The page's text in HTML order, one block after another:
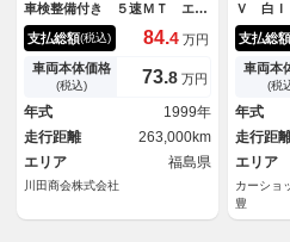
車検整備付き ５速ＭＴ エア
コン 社外アルミホイール 社
外マフラー 社外ステアリン
グ アルミペダル ＣＤ ＦＭ
／ＡＭ
支払総額(税込) 84.4 万円
車両本体価格
(税込) 73.8 万円
年式
1999年
走行距離
263,000km
エリア
福島県
川田商会株式会社
Ｖ 白Ｉ
０００
Ｔ 外品
ェンダ
Ｗ 外
ル ロー
支払総額
車両本
(税
年式
走行距
エリア
カーショ
豊